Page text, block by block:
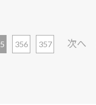
356 357 次へ